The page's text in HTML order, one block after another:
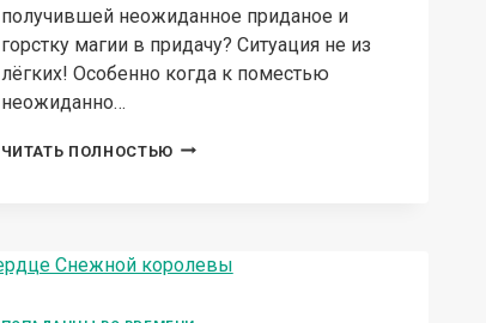
получившей неожиданное приданое и
горстку магии в придачу? Ситуация не из
лёгких! Особенно когда к поместью
неожиданно…
ЧИТАТЬ ПОЛНОСТЬЮ ХОЗЯЙКА
МУЖ